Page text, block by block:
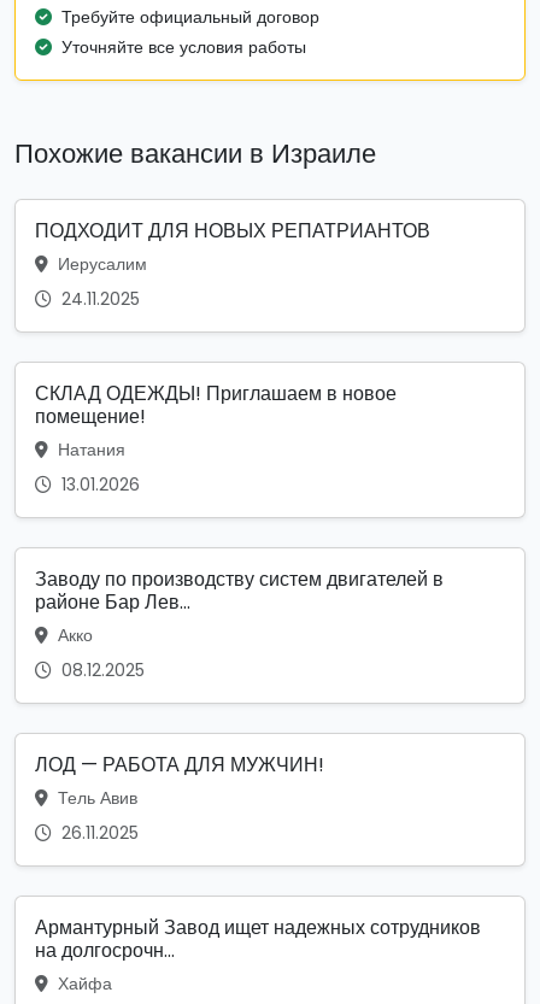
Требуйте официальный договор
Уточняйте все условия работы
Похожие вакансии в Израиле
ПОДХОДИТ ДЛЯ НОВЫХ РЕПАТРИАНТОВ
Иерусалим
24.11.2025
СКЛАД ОДЕЖДЫ! Приглашаем в новое
помещение!
Натания
13.01.2026
Заводу по производству систем двигателей в
районе Бар Лев...
Акко
08.12.2025
ЛОД — РАБОТА ДЛЯ МУЖЧИН!
Тель Авив
26.11.2025
Армантурный Завод ищет надежных сотрудников
на долгосрочн...
Хайфа